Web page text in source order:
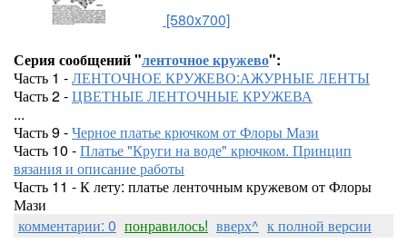
[580x700]
Серия сообщений "ленточное кружево":
Часть 1 -ЛЕНТОЧНОЕ КРУЖЕВО:АЖУРНЫЕ ЛЕНТЫ
Часть 2 -ЦВЕТНЫЕ ЛЕНТОЧНЫЕ КРУЖЕВА
...
Часть 9 -Черное платье крючком от Флоры Мази
Часть 10 -Платье "Круги на воде" крючком. Принцип
вязания и описание работы
Часть 11 - К лету: платье ленточным кружевом от Флоры
Мази
комментарии: 0 понравилось! вверх^ к полной версии